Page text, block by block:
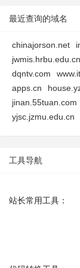
最近查询的域名
chinajorson.net
jwmis.hrbu.edu.cn
dqntv.com
apps.cn
jinan.55tuan.com
yjsc.jzmu.edu.cn
工具导航
站长常用工具：